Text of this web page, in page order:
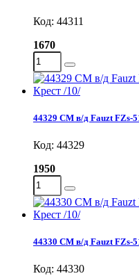
Код: 44311
1670
44329 СМ в/д Fauzt FZs-
Код: 44329
1950
44330 СМ в/д Fauzt FZs-
Код: 44330